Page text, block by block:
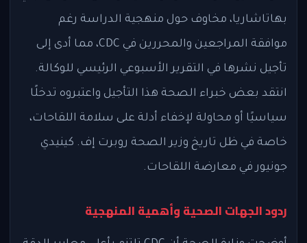
بهاتاشاريا، مخاوف حول منهجية الدراسة رغم
موافقة المراجعين والمحررين في CDC، مما أدى إلى
تأجيل نشرها في التقرير الأسبوعي الرئيسي للوكالة.
انتقد بعض خبراء الصحة هذا التأجيل واعتبروه تدخلًا
سياسيًا أو محاولة لإخفاء أدلة على سلامة اللقاحات،
خاصة في ظل تاريخ وزير الصحة روبرت إف. كينيدي
جونيور في معارضة اللقاحات.
ردود الجهات الصحية وأهمية المنهجية